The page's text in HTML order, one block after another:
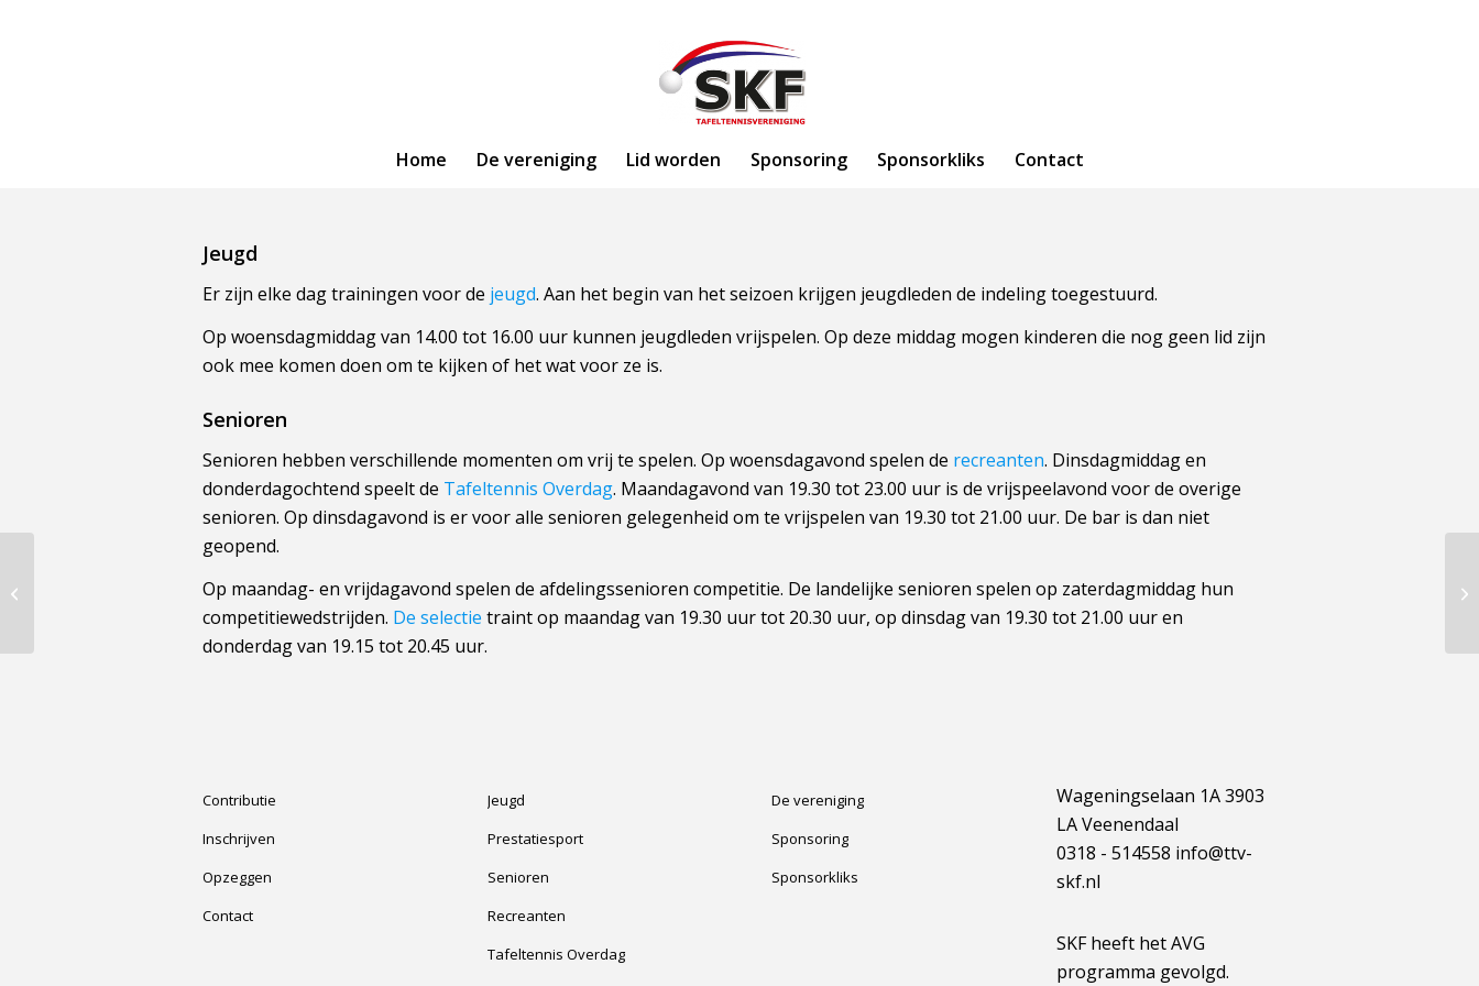
Home De vereniging Lid worden Sponsoring Sponsorkliks Contact
Jeugd
Er zijn elke dag trainingen voor de jeugd. Aan het begin van het seizoen krijgen jeugdleden de indeling toegestuurd.
Op woensdagmiddag van 14.00 tot 16.00 uur kunnen jeugdleden vrijspelen. Op deze middag mogen kinderen die nog geen lid zijn
ook mee komen doen om te kijken of het wat voor ze is.
Senioren
Senioren hebben verschillende momenten om vrij te spelen. Op woensdagavond spelen de recreanten. Dinsdagmiddag en
donderdagochtend speelt de Tafeltennis Overdag. Maandagavond van 19.30 tot 23.00 uur is de vrijspeelavond voor de overige
senioren. Op dinsdagavond is er voor alle senioren gelegenheid om te vrijspelen van 19.30 tot 21.00 uur. De bar is dan niet
geopend.
Op maandag- en vrijdagavond spelen de afdelingssenioren competitie. De landelijke senioren spelen op zaterdagmiddag hun
competitiewedstrijden. De selectie traint op maandag van 19.30 uur tot 20.30 uur, op dinsdag van 19.30 tot 21.00 uur en
donderdag van 19.15 tot 20.45 uur.
Contributie
Inschrijven
Opzeggen
Contact
Jeugd
Prestatiesport
Senioren
Recreanten
Tafeltennis Overdag
De vereniging
Sponsoring
Sponsorkliks
Wageningselaan 1A 3903
LA Veenendaal
0318 - 514558 info@ttv-
skf.nl
SKF heeft het AVG
programma gevolgd.